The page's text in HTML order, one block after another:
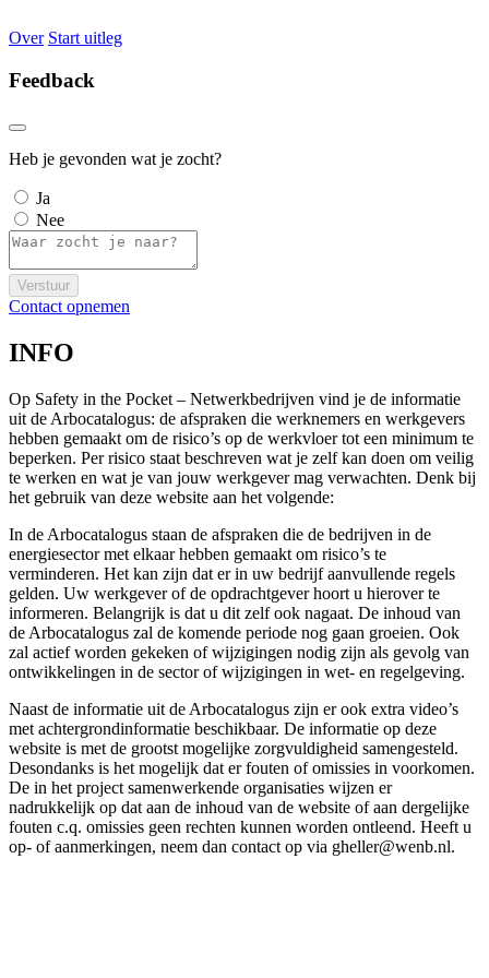
Over Start uitleg
Feedback
Heb je gevonden wat je zocht?
Ja
Nee
Verstuur
Contact opnemen
INFO
Op Safety in the Pocket – Netwerkbedrijven vind je de informatie
uit de Arbocatalogus: de afspraken die werknemers en werkgevers
hebben gemaakt om de risico’s op de werkvloer tot een minimum te
beperken. Per risico staat beschreven wat je zelf kan doen om veilig
te werken en wat je van jouw werkgever mag verwachten. Denk bij
het gebruik van deze website aan het volgende:
In de Arbocatalogus staan de afspraken die de bedrijven in de
energiesector met elkaar hebben gemaakt om risico’s te
verminderen. Het kan zijn dat er in uw bedrijf aanvullende regels
gelden. Uw werkgever of de opdrachtgever hoort u hierover te
informeren. Belangrijk is dat u dit zelf ook nagaat. De inhoud van
de Arbocatalogus zal de komende periode nog gaan groeien. Ook
zal actief worden gekeken of wijzigingen nodig zijn als gevolg van
ontwikkelingen in de sector of wijzigingen in wet- en regelgeving.
Naast de informatie uit de Arbocatalogus zijn er ook extra video’s
met achtergrondinformatie beschikbaar. De informatie op deze
website is met de grootst mogelijke zorgvuldigheid samengesteld.
Desondanks is het mogelijk dat er fouten of omissies in voorkomen.
De in het project samenwerkende organisaties wijzen er
nadrukkelijk op dat aan de inhoud van de website of aan dergelijke
fouten c.q. omissies geen rechten kunnen worden ontleend. Heeft u
op- of aanmerkingen, neem dan contact op via gheller@wenb.nl.